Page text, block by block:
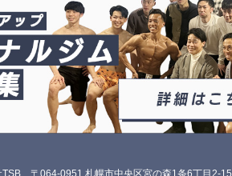
TSB 〒064-0951 札幌市中央区宮の森1条6丁目2-15